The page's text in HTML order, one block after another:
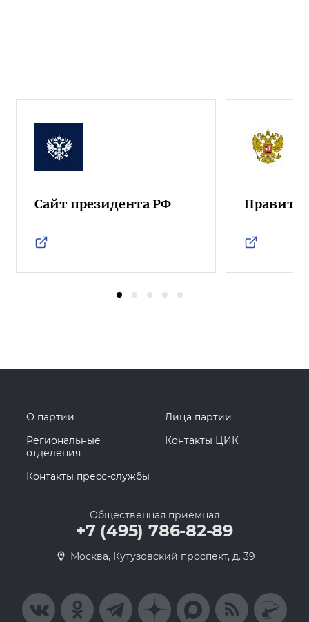
Сайт президента РФ
О партии
Лица партии
Региональные
отделения
Контакты ЦИК
Контакты пресс-службы
Общественная приемная
+7 (495) 786-82-89
Москва, Кутузовский проспект, д. 39